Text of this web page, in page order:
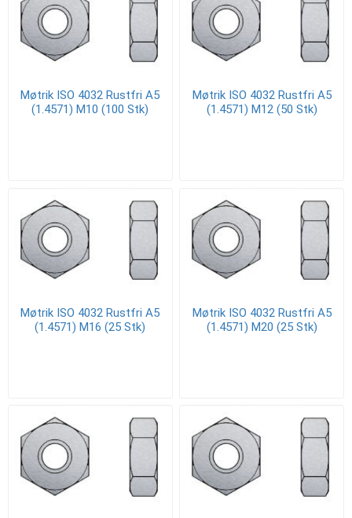
Møtrik ISO 4032 Rustfri A5
(1.4571) M10 (100 Stk)
Møtrik ISO 4032 Rustfri A5
(1.4571) M12 (50 Stk)
Møtrik ISO 4032 Rustfri A5
(1.4571) M16 (25 Stk)
Møtrik ISO 4032 Rustfri A5
(1.4571) M20 (25 Stk)